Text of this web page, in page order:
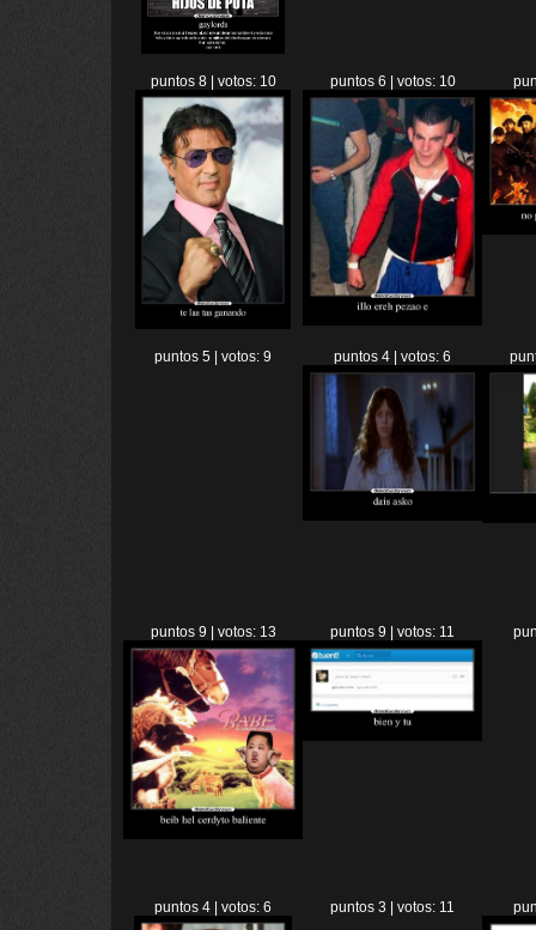
puntos 8 | votos: 10 puntos 6 | votos: 10
puntos 5 | votos: 9 puntos 4 | votos: 6
puntos 9 | votos: 13 puntos 9 | votos: 11
puntos 4 | votos: 6 puntos 3 | votos: 11